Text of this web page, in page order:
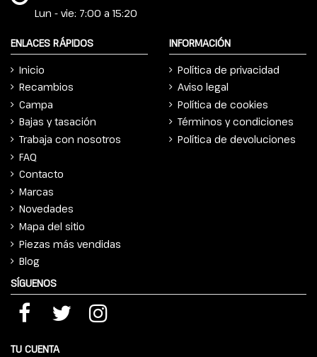
Lun - vie: 7:00 a 15:20
ENLACES RÁPIDOS
Inicio
Recambios
Campa
Bajas y tasación
Trabaja con nosotros
FAQ
Contacto
Marcas
Novedades
Mapa del sitio
Piezas más vendidas
Blog
INFORMACIÓN
Política de privacidad
Aviso legal
Política de cookies
Términos y condiciones
Política de devoluciones
SÍGUENOS
TU CUENTA